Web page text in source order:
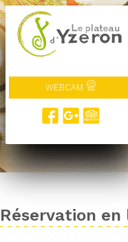
WEBCAM
Réservation en